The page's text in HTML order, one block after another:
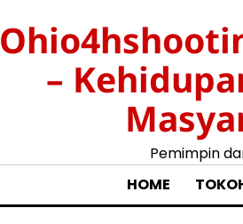
–
Pemimpin
HOME